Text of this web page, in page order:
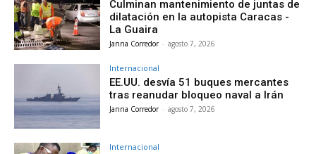
Culminan mantenimiento de juntas de
dilatación en la autopista Caracas -
La Guaira
Janna Corredor - agosto 7, 2026
Internacional
EE.UU. desvía 51 buques mercantes
tras reanudar bloqueo naval a Irán
Janna Corredor - agosto 7, 2026
Internacional